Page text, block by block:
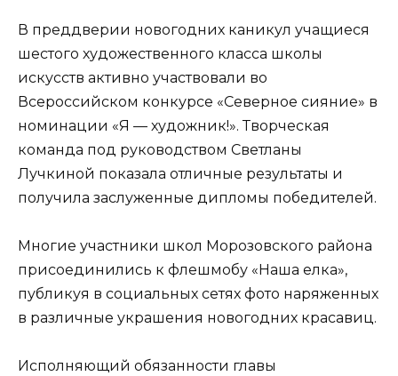
В преддверии новогодних каникул учащиеся
шестого художественного класса школы
искусств активно участвовали во
Всероссийском конкурсе «Северное сияние» в
номинации «Я — художник!». Творческая
команда под руководством Светланы
Лучкиной показала отличные результаты и
получила заслуженные дипломы победителей.
Многие участники школ Морозовского района
присоединились к флешмобу «Наша елка»,
публикуя в социальных сетях фото наряженных
в различные украшения новогодних красавиц.
Исполняющий обязанности главы